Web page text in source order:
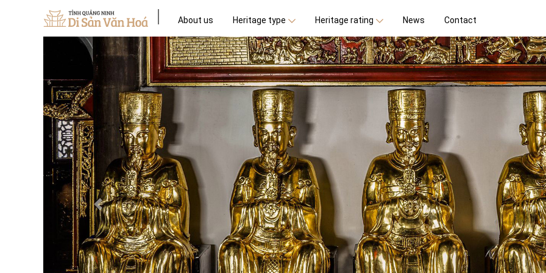
About us Heritage type Heritage rating News Contact
Previous